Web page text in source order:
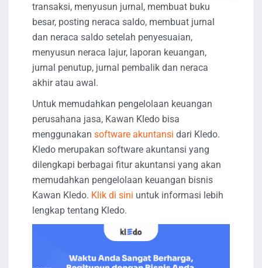
transaksi, menyusun jurnal, membuat buku
besar, posting neraca saldo, membuat jurnal
dan neraca saldo setelah penyesuaian,
menyusun neraca lajur, laporan keuangan,
jurnal penutup, jurnal pembalik dan neraca
akhir atau awal.
Untuk memudahkan pengelolaan keuangan
perusahana jasa, Kawan Kledo bisa
menggunakan software akuntansi dari Kledo.
Kledo merupakan software akuntansi yang
dilengkapi berbagai fitur akuntansi yang akan
memudahkan pengelolaan keuangan bisnis
Kawan Kledo. Klik di sini untuk informasi lebih
lengkap tentang Kledo.